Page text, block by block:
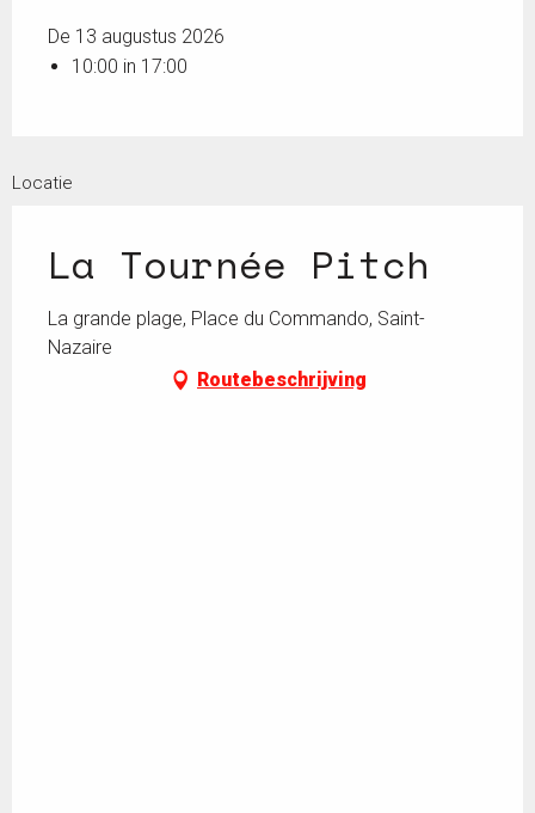
De 13 augustus 2026
10:00 in 17:00
Locatie
La Tournée Pitch
La grande plage, Place du Commando, Saint-
Nazaire
Routebeschrijving